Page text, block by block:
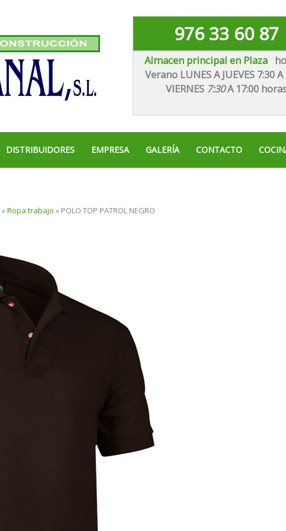
976 33 60 87
Almacen principal en Plaza
Verano LUNES A JUEVES 7:30 A
VIERNES 7:30A 17:00
DISTRIBUIDORES EMPRESA GALERÍA CONTACTO
»Ropa trabajo » POLO TOP PATROL NEGRO